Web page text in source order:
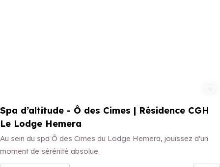
Spa d’altitude - Ô des Cimes | Résidence CGH
Le Lodge Hemera
Au sein du spa Ô des Cimes du Lodge Hemera, jouissez d'un
moment de sérénité absolue.